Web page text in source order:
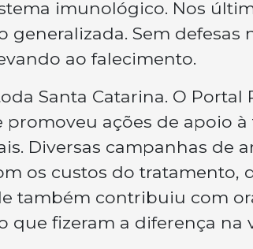
imunológico. Nos
Sem defesas
ao falecimento.
Santa Catarina. O Portal
ações de apoio à
Diversas campanhas de
os custos do tratamento,
também contribuiu com
que fizeram a diferença na